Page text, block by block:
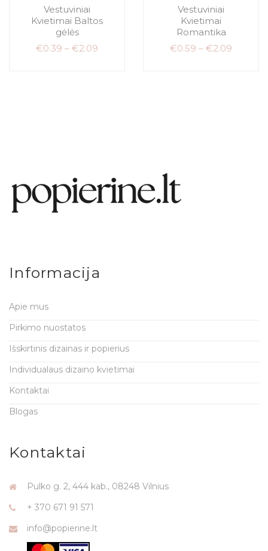
Vestuviniai
Kvietimai Baltos
gėlės
€0.39 – €2.09
Vestuviniai
Kvietimai
Romantika
€0.59 – €2.09
Informacija
Apie mus
Pirkimo nuostatos
Išskirtinis dizainas ir popierius
Individualaus dizaino kvietimai
Kontaktai
Blogas
Kontaktai
Pulko g. 2, 444 kab., 08248 Vilnius
+ 370 671 91 571
info@popierine.lt